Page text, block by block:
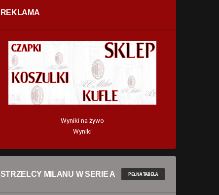
REKLAMA
Wyniki na żywo
Wyniki
STRZELCY MILANU W SERIE A PEŁNA TABELA